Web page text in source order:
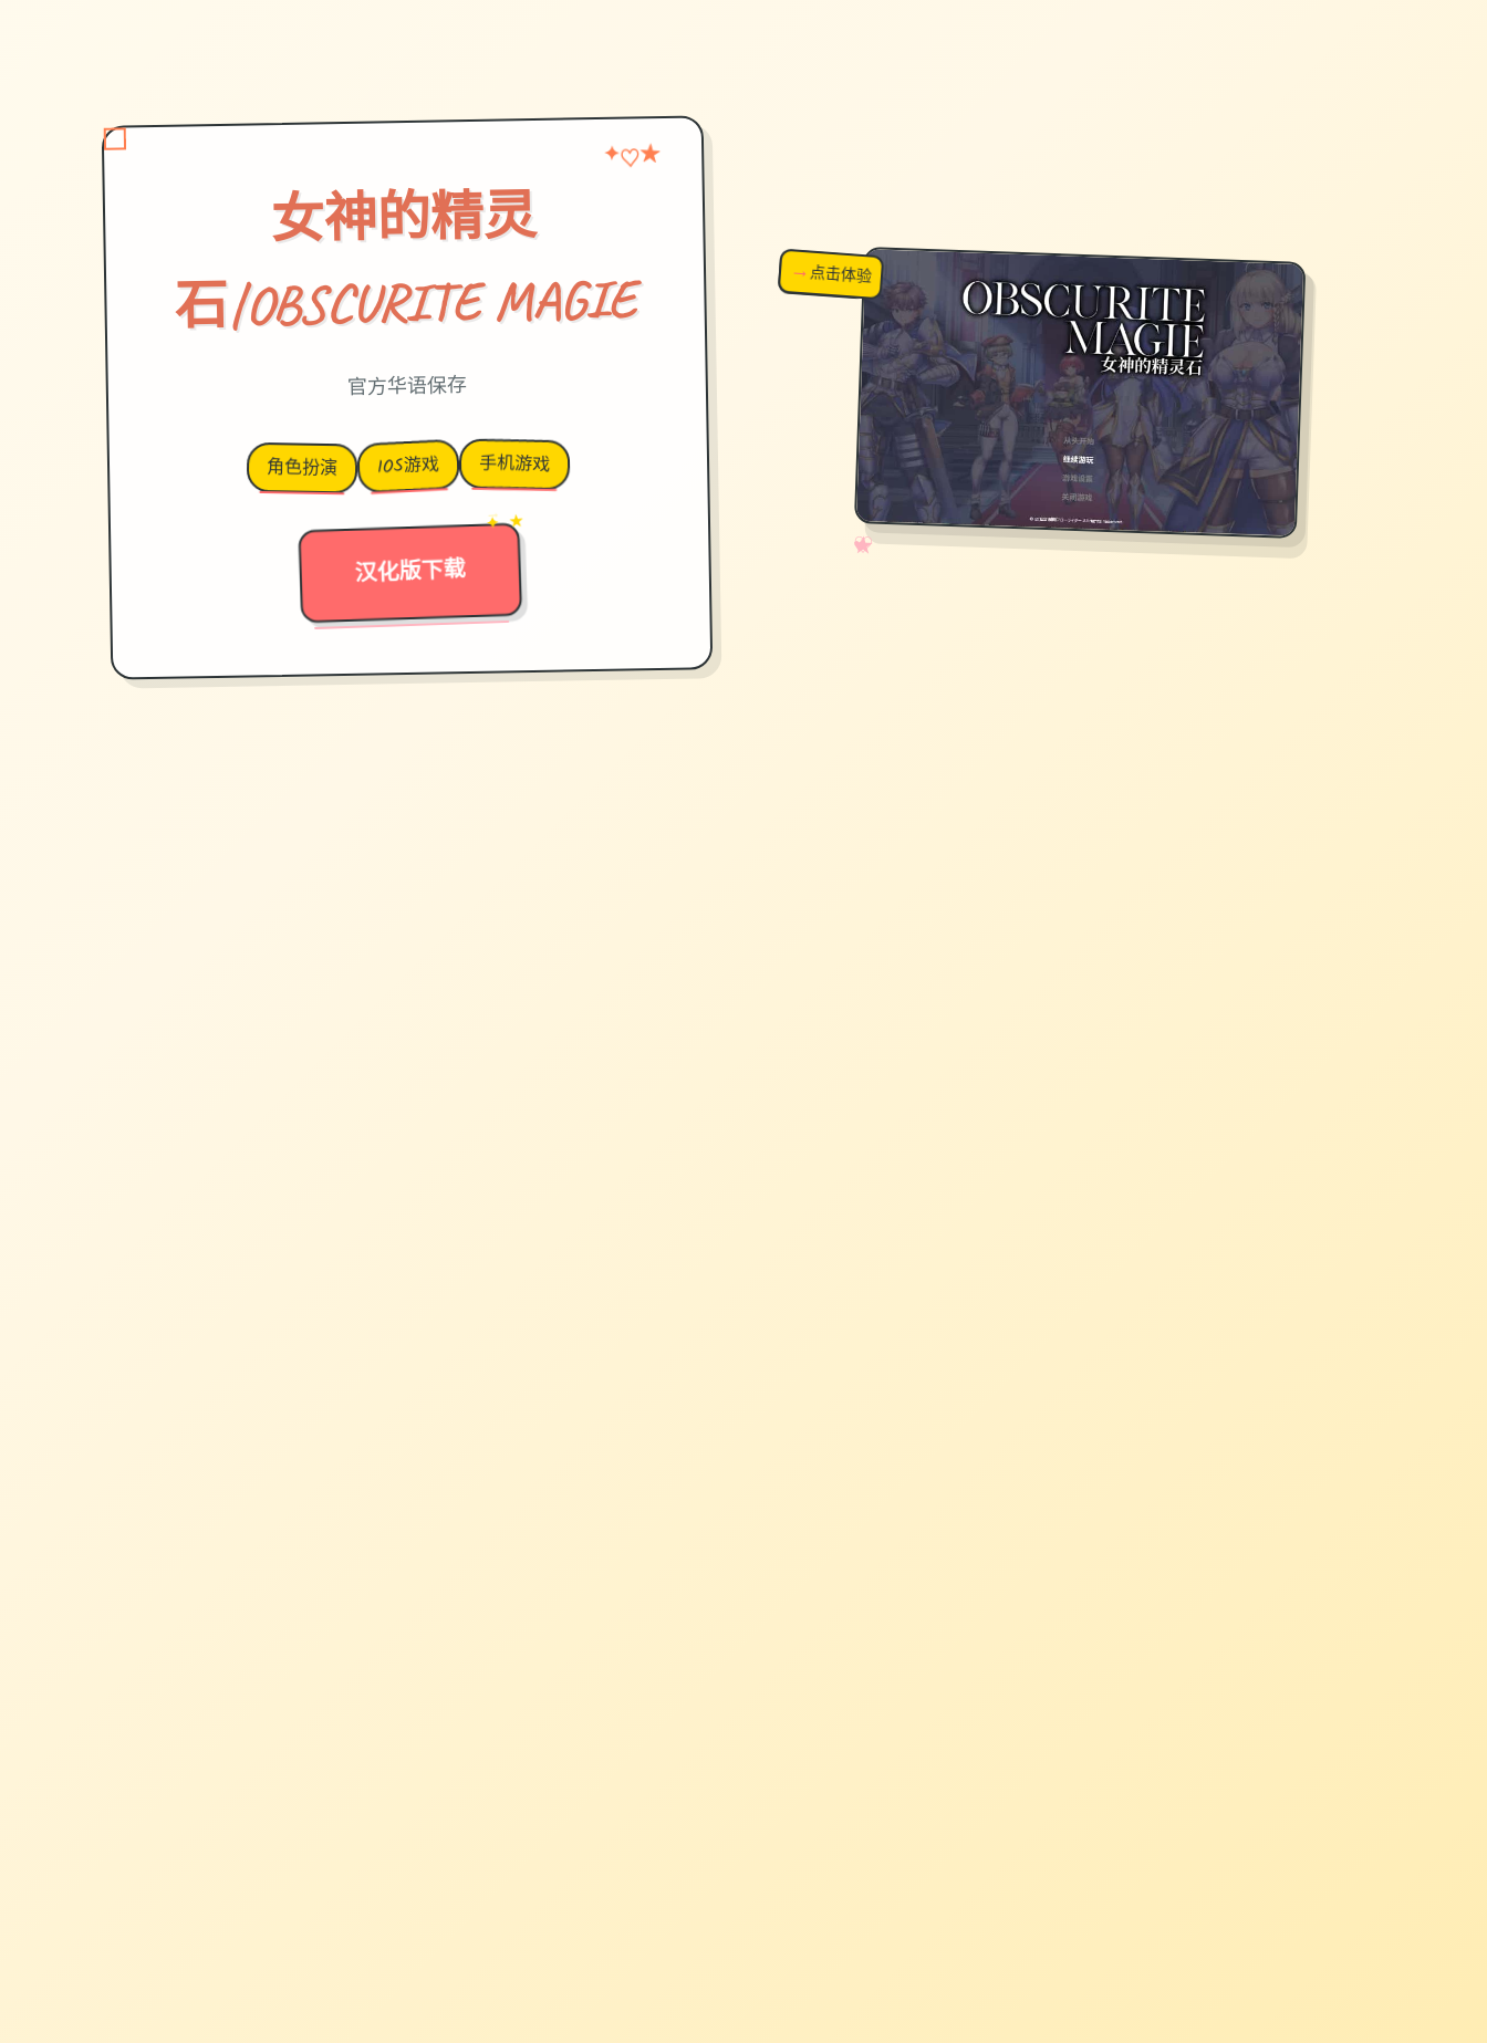
女神的精灵
石|OBSCURITE MAGIE
✦♡★
官方华语保存
角色扮演 IOS游戏 手机游戏
汉化版下载
✦ ★
✧
♡
★
♥
↗超棒！
→点击体验